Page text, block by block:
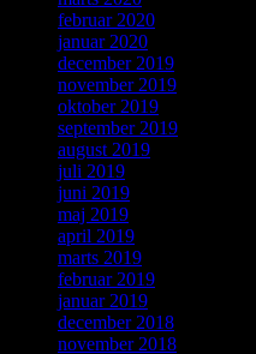
februar 2020
januar 2020
december 2019
november 2019
oktober 2019
september 2019
august 2019
juli 2019
juni 2019
maj 2019
april 2019
marts 2019
februar 2019
januar 2019
december 2018
november 2018